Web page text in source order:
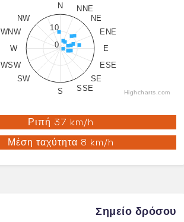
N
NNE
NE
ENE
E
ESE
SE
SSE
S
SW
WSW
W
WNW
NW
0
10
Highcharts.com
Ριπή 37 km/h
Μέση ταχύτητα 8 km/h
Σημείο δρόσου